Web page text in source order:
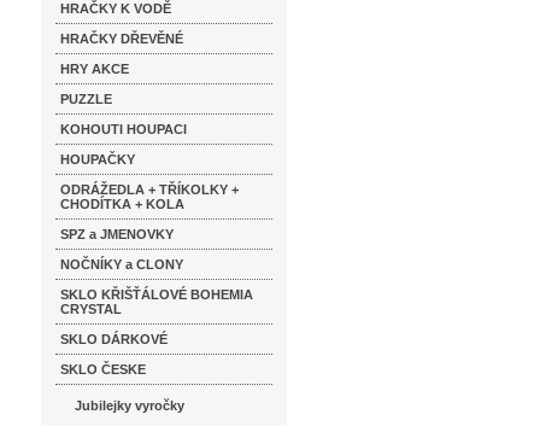
HRAČKY K VODĚ
HRAČKY DŘEVĚNÉ
HRY AKCE
PUZZLE
KOHOUTI HOUPACI
HOUPAČKY
ODRÁŽEDLA + TŘÍKOLKY +
CHODÍTKA + KOLA
SPZ a JMENOVKY
NOČNÍKY a CLONY
SKLO KŘIŠŤÁLOVÉ BOHEMIA
CRYSTAL
SKLO DÁRKOVÉ
SKLO ČESKE
Jubilejky vyročky